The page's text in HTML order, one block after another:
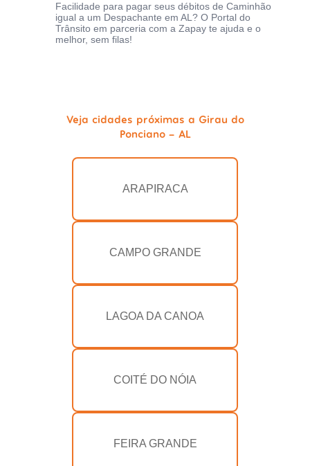
Facilidade para pagar seus débitos de Caminhão
igual a um Despachante em AL? O Portal do
Trânsito em parceria com a Zapay te ajuda e o
melhor, sem filas!
Veja cidades próximas a Girau do
Ponciano - AL
ARAPIRACA
CAMPO GRANDE
LAGOA DA CANOA
COITÉ DO NÓIA
FEIRA GRANDE